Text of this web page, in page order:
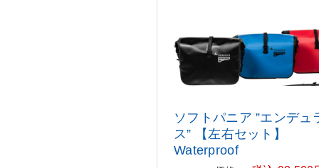
ソフトパニア ”エンデュ
ス”
【左右セット】
Waterproof